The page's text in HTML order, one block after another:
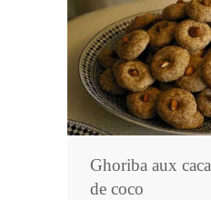
Ghoriba aux
de coco